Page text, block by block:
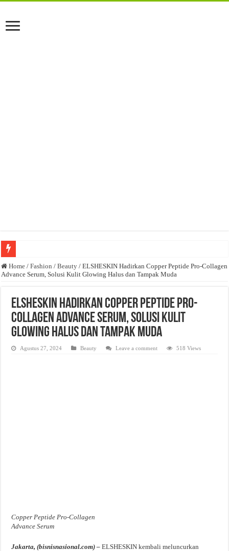
Anda butuh promosi usaha? Kontak ke Email redaksi@bisnisnasional.com
Dibutuhkan Marketing. Lamaran di-email ke redaksi@bisnisnasional.com
Home / Fashion / Beauty / ELSHESKIN Hadirkan Copper Peptide Pro-Collagen
Advance Serum, Solusi Kulit Glowing Halus dan Tampak Muda
ELSHESKIN Hadirkan Copper Peptide Pro-
Collagen Advance Serum, Solusi Kulit
Glowing Halus dan Tampak Muda
Agustus 27, 2024 Beauty Leave a comment 518 Views
Copper Peptide Pro-Collagen
Advance Serum
Jakarta, (bisnisnasional.com) – ELSHESKIN kembali meluncurkan